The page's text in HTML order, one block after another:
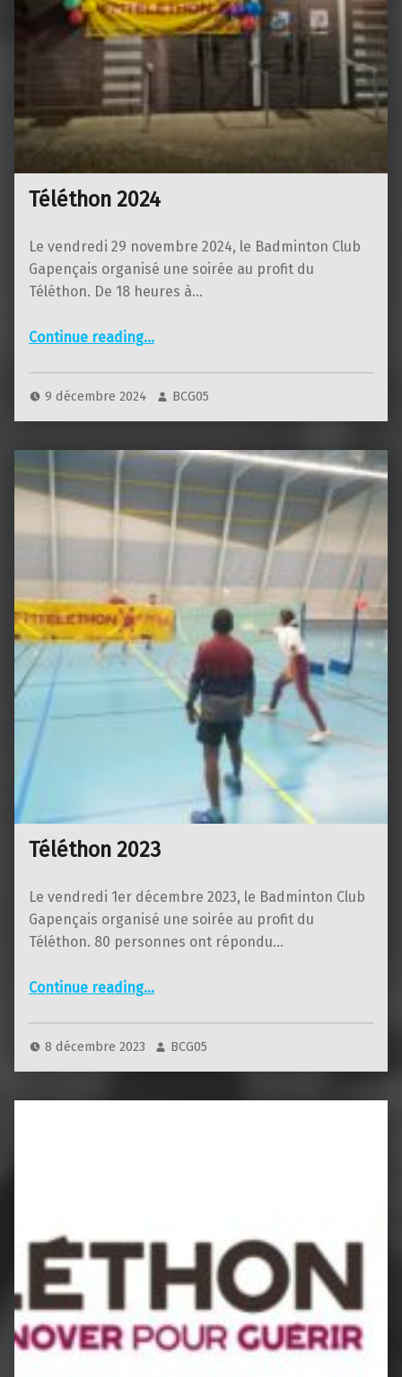
Téléthon 2024
Le vendredi 29 novembre 2024, le Badminton Club
Gapençais organisé une soirée au profit du
Téléthon. De 18 heures à…
Continue reading…
9 décembre 2024 BCG05
Téléthon 2023
Le vendredi 1er décembre 2023, le Badminton Club
Gapençais organisé une soirée au profit du
Téléthon. 80 personnes ont répondu…
Continue reading…
8 décembre 2023 BCG05